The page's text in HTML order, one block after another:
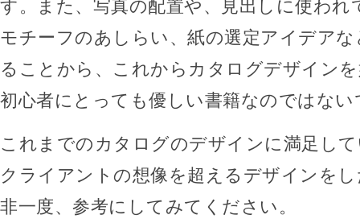
す。また、写真の配置や、見出しに使われ
モチーフのあしらい、紙の選定アイデア
ることから、これからカタログデザイン
初心者にとっても優しい書籍なのではな
これまでのカタログのデザインに満足し
クライアントの想像を超えるデザインを
非一度、参考にしてみてください。